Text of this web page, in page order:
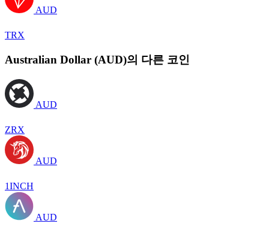
AUD
TRX
Australian Dollar (AUD)의 다른 코인
AUD
ZRX
AUD
1INCH
AUD